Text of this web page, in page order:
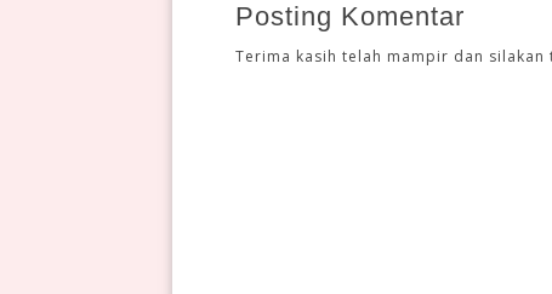
Posting Komentar
Terima kasih telah mampir dan silakan